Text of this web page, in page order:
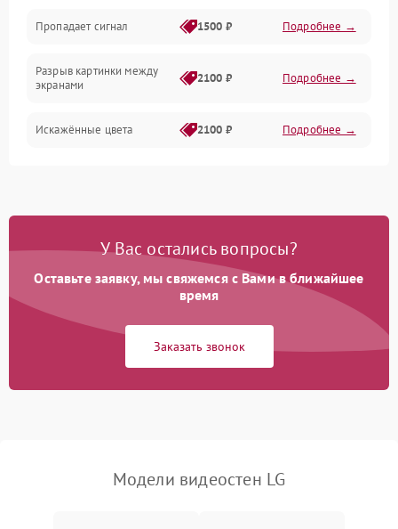
Пропадает сигнал 1500 ₽ Подробнее →
Разрыв картинки между
экранами
2100 ₽ Подробнее →
Искажённые цвета 2100 ₽ Подробнее →
Артефакты изображения 2100 ₽ Подробнее →
У Вас остались вопросы?
Оставьте заявку, мы свяжемся с Вами в ближайшее
время
Заказать звонок
Модели видеостен LG